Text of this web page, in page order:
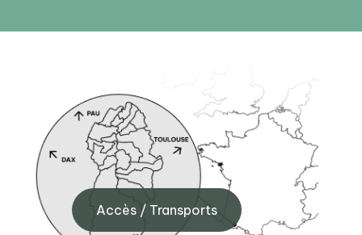
BIT d’Artouste
Quartier de Fabrèges, 64440
Artouste
+33 (0)5 59 05 34 00
Accès / Transports